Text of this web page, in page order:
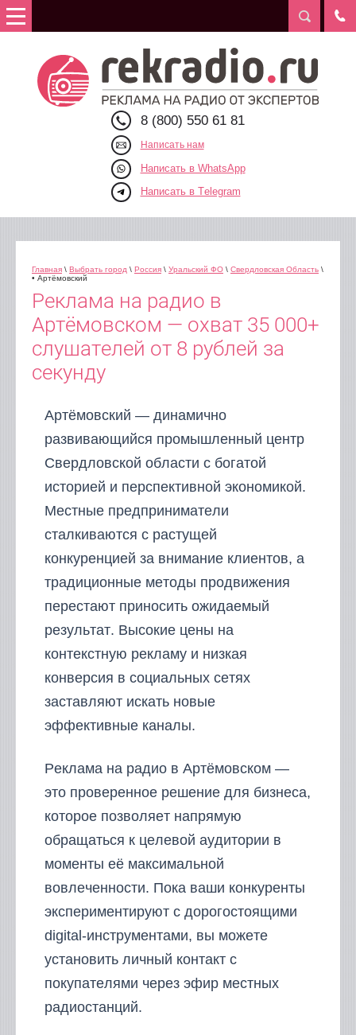
8 (800) 550 61 81
Написать нам
Написать в WhatsApp
Написать в Telegram
Главная \ Выбрать город \ Россия \ Уральский ФО \ Свердловская Область \
• Артёмовский
Реклама на радио в
Артёмовском — охват 35 000+
слушателей от 8 рублей за
секунду
Артёмовский — динамично
развивающийся промышленный центр
Свердловской области с богатой
историей и перспективной экономикой.
Местные предприниматели
сталкиваются с растущей
конкуренцией за внимание клиентов, а
традиционные методы продвижения
перестают приносить ожидаемый
результат. Высокие цены на
контекстную рекламу и низкая
конверсия в социальных сетях
заставляют искать новые
эффективные каналы.
Реклама на радио в Артёмовском —
это проверенное решение для бизнеса,
которое позволяет напрямую
обращаться к целевой аудитории в
моменты её максимальной
вовлеченности. Пока ваши конкуренты
экспериментируют с дорогостоящими
digital-инструментами, вы можете
установить личный контакт с
покупателями через эфир местных
радиостанций.